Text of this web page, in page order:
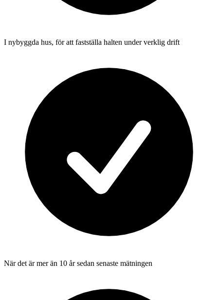
I nybyggda hus, för att fastställa halten under verklig drift
När det är mer än 10 år sedan senaste mätningen